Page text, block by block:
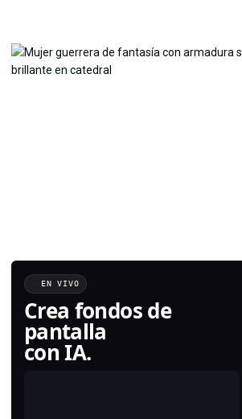
EN VIVO
Crea fondos de
pantalla
con IA.